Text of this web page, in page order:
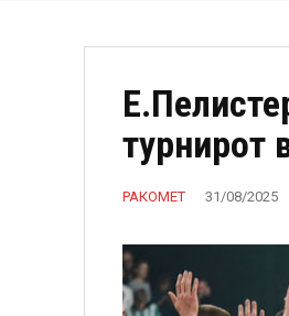
турнирот
РАКОМЕТ 31/08/2025